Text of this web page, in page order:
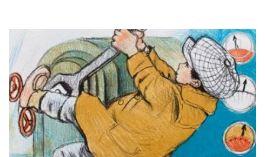
Tilføj
som
favorit